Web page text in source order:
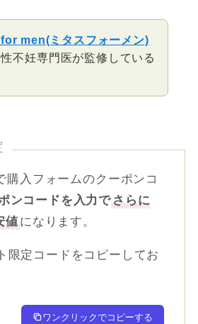
men(ミタスフォーメン)
不妊専門医が監修している
購入フォームのクーポンコ
ンコードを入力でさらに
値になります。
限定コードをコピーしてお
ワンクリックでコピーする